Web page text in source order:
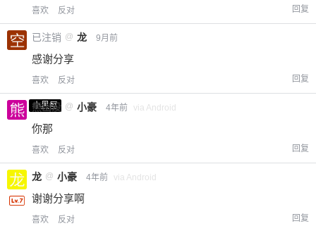
喜欢 反对 回复
已注销 @ 龙 9月前
感谢分享
喜欢 反对 回复
小黑屋
熊出没 @ 小豪 4年前 via Android
你那
喜欢 反对 回复
龙 @ 小豪 4年前 via Android
谢谢分享啊
喜欢 反对 回复